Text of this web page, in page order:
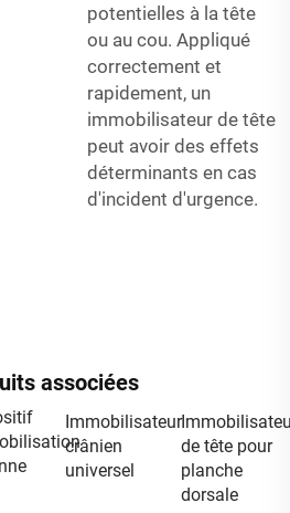
potentielles à la tête
ou au cou. Appliqué
correctement et
rapidement, un
immobilisateur de tête
peut avoir des effets
déterminants en cas
d'incident d'urgence.
associées
Immobilisateur
crânien
universel
de tête pour
planche
dorsale